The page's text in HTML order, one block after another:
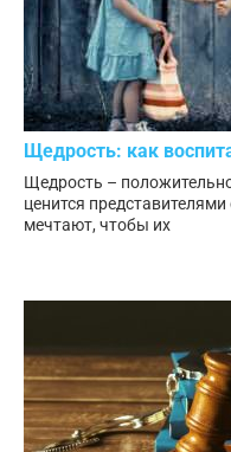
Щедрость: как
Щедрость –
ценится
мечтают, чтобы их